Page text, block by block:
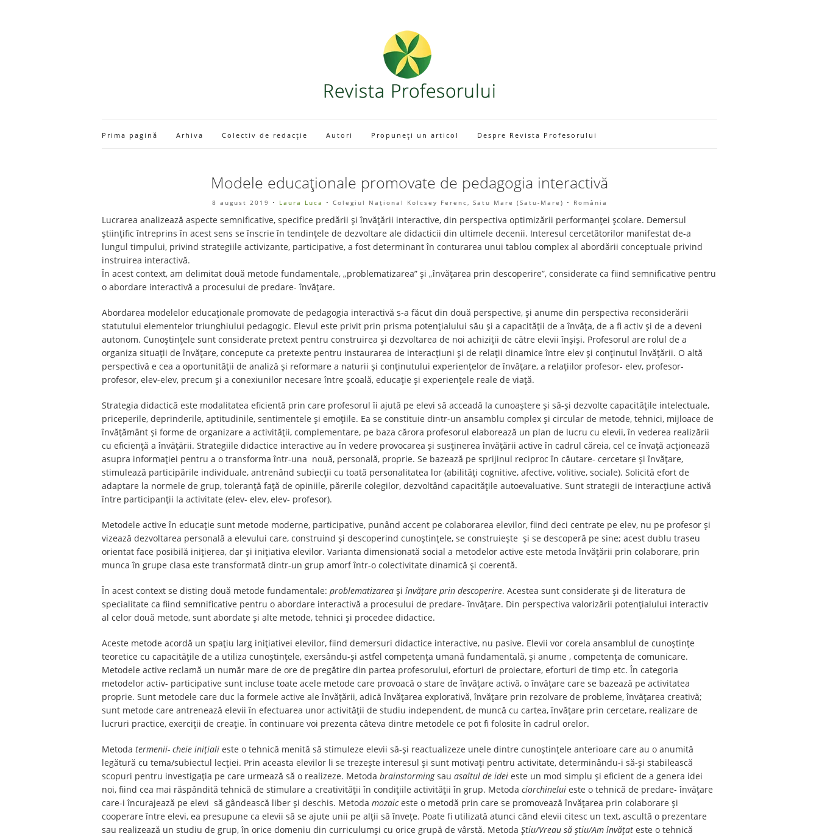
Prima pagină Arhiva Colectiv de redacție Autori Propuneți un articol Despre Revista Profesorului
Modele educaționale promovate de pedagogia interactivă
8 august 2019 • Laura Luca • Colegiul Național Kolcsey Ferenc, Satu Mare (Satu-Mare) • România
Lucrarea analizează aspecte semnificative, specifice predării și învățării interactive, din perspectiva optimizării performanței școlare. Demersul
științific întreprins în acest sens se înscrie în tendințele de dezvoltare ale didacticii din ultimele decenii. Interesul cercetătorilor manifestat de-a
lungul timpului, privind strategiile activizante, participative, a fost determinant în conturarea unui tablou complex al abordării conceptuale privind
instruirea interactivă.
În acest context, am delimitat două metode fundamentale, „problematizarea” și „învățarea prin descoperire”, considerate ca fiind semnificative pentru
o abordare interactivă a procesului de predare- învățare.
Abordarea modelelor educaționale promovate de pedagogia interactivă s-a făcut din două perspective, și anume din perspectiva reconsiderării
statutului elementelor triunghiului pedagogic. Elevul este privit prin prisma potențialului său și a capacității de a învăța, de a fi activ și de a deveni
autonom. Cunoștințele sunt considerate pretext pentru construirea și dezvoltarea de noi achiziții de către elevii înșiși. Profesorul are rolul de a
organiza situații de învățare, concepute ca pretexte pentru instaurarea de interacțiuni și de relații dinamice între elev și conținutul învățării. O altă
perspectivă e cea a oportunității de analiză și reformare a naturii și conținutului experiențelor de învățare, a relațiilor profesor- elev, profesor-
profesor, elev-elev, precum și a conexiunilor necesare între școală, educație și experiențele reale de viață.
Strategia didactică este modalitatea eficientă prin care profesorul îi ajută pe elevi să acceadă la cunoaștere și să-și dezvolte capacitățile intelectuale,
priceperile, deprinderile, aptitudinile, sentimentele și emoțiile. Ea se constituie dintr-un ansamblu complex și circular de metode, tehnici, mijloace de
învățământ și forme de organizare a activității, complementare, pe baza cărora profesorul elaborează un plan de lucru cu elevii, în vederea realizării
cu eficiență a învățării. Strategiile didactice interactive au în vedere provocarea și susținerea învățării active în cadrul căreia, cel ce învață acționează
asupra informației pentru a o transforma într-una nouă, personală, proprie. Se bazează pe sprijinul reciproc în căutare- cercetare și învățare,
stimulează participările individuale, antrenând subiecții cu toată personalitatea lor (abilități cognitive, afective, volitive, sociale). Solicită efort de
adaptare la normele de grup, toleranță față de opiniile, părerile colegilor, dezvoltând capacitățile autoevaluative. Sunt strategii de interacțiune activă
între participanții la activitate (elev- elev, elev- profesor).
Metodele active în educație sunt metode moderne, participative, punând accent pe colaborarea elevilor, fiind deci centrate pe elev, nu pe profesor și
vizează dezvoltarea personală a elevului care, construind și descoperind cunoștințele, se construiește și se descoperă pe sine; acest dublu traseu
orientat face posibilă inițierea, dar și inițiativa elevilor. Varianta dimensionată social a metodelor active este metoda învățării prin colaborare, prin
munca în grupe clasa este transformată dintr-un grup amorf într-o colectivitate dinamică și coerentă.
În acest context se disting două metode fundamentale: problematizarea și învățare prin descoperire. Acestea sunt considerate și de literatura de
specialitate ca fiind semnificative pentru o abordare interactivă a procesului de predare- învățare. Din perspectiva valorizării potențialului interactiv
al celor două metode, sunt abordate și alte metode, tehnici și procedee didactice.
Aceste metode acordă un spațiu larg inițiativei elevilor, fiind demersuri didactice interactive, nu pasive. Elevii vor corela ansamblul de cunoștințe
teoretice cu capacitățile de a utiliza cunoștințele, exersându-și astfel competența umană fundamentală, și anume , competența de comunicare.
Metodele active reclamă un număr mare de ore de pregătire din partea profesorului, eforturi de proiectare, eforturi de timp etc. În categoria
metodelor activ- participative sunt incluse toate acele metode care provoacă o stare de învățare activă, o învățare care se bazează pe activitatea
proprie. Sunt metodele care duc la formele active ale învățării, adică învățarea explorativă, învățare prin rezolvare de probleme, învățarea creativă;
sunt metode care antrenează elevii în efectuarea unor activității de studiu independent, de muncă cu cartea, învățare prin cercetare, realizare de
lucruri practice, exerciții de creație. În continuare voi prezenta câteva dintre metodele ce pot fi folosite în cadrul orelor.
Metoda termenii- cheie inițiali este o tehnică menită să stimuleze elevii să-și reactualizeze unele dintre cunoștințele anterioare care au o anumită
legătură cu tema/subiectul lecției. Prin aceasta elevilor li se trezește interesul și sunt motivați pentru activitate, determinându-i să-și stabilească
scopuri pentru investigația pe care urmează să o realizeze. Metoda brainstormingsau asaltul de idei este un mod simplu și eficient de a genera idei
noi, fiind cea mai răspândită tehnică de stimulare a creativității în condițiile activității în grup. Metoda ciorchinelui este o tehnică de predare- învățare
care-i încurajează pe elevi să gândească liber și deschis. Metoda mozaiceste o metodă prin care se promovează învățarea prin colaborare și
cooperare între elevi, ea presupune ca elevii să se ajute unii pe alții să învețe. Poate fi utilizată atunci când elevii citesc un text, ascultă o prezentare
sau realizează un studiu de grup, în orice domeniu din curriculumși cu orice grupă de vârstă. Metoda Știu/Vreau să știu/Am învățat este o tehnică